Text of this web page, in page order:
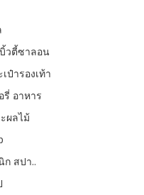
วตี้ซาลอน
ป๋ารองเท้า
รี่ อาหาร
ผลไม้
ก สปา..